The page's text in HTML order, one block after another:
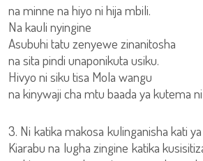
na minne na hiyo ni hija mbili.
Na kauli nyingine
Asubuhi tatu zenyewe zinanitosha
na sita pindi unaponikuta usiku.
Hivyo ni siku tisa Mola wangu
na kinywaji cha mtu baada ya kutema
3. Ni katika makosa kulinganisha kati
Kiarabu na lugha zingine katika